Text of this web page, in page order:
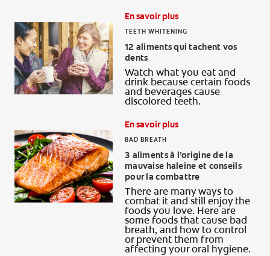
En savoir plus
TEETH WHITENING
12 aliments qui tachent vos
dents
Watch what you eat and
drink because certain foods
and beverages cause
discolored teeth.
En savoir plus
BAD BREATH
3 aliments à l’origine de la
mauvaise haleine et conseils
pour la combattre
There are many ways to
combat it and still enjoy the
foods you love. Here are
some foods that cause bad
breath, and how to control
or prevent them from
affecting your oral hygiene.